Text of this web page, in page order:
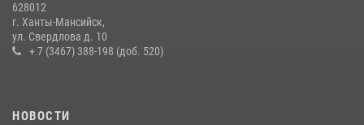
11 июля 2026, 12:26
628012
г. Ханты-Мансийск,
ул. Свердлова д. 10
+ 7 (3467) 388-198 (доб. 520)
НОВОСТИ